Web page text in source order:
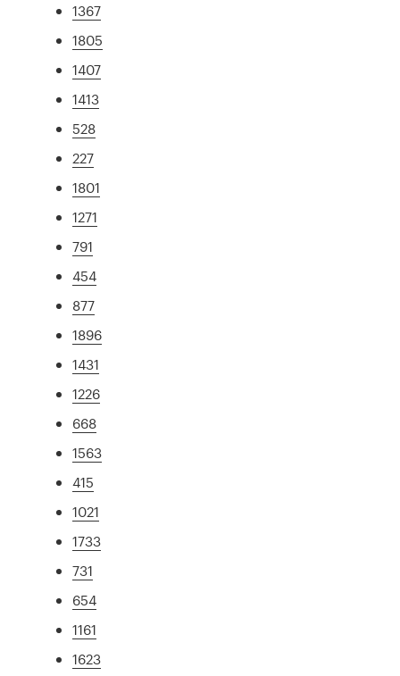
1367
1805
1407
1413
528
227
1801
1271
791
454
877
1896
1431
1226
668
1563
415
1021
1733
731
654
1161
1623